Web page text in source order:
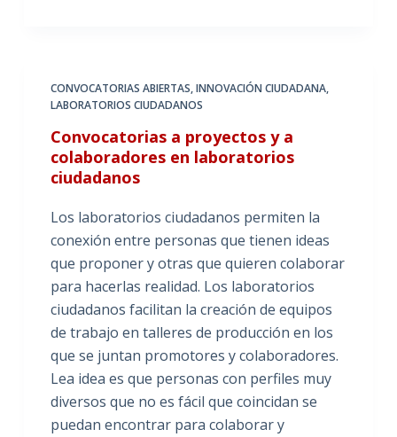
CONVOCATORIAS ABIERTAS,INNOVACIÓN CIUDADANA,
LABORATORIOS CIUDADANOS
Convocatorias a proyectos y a
colaboradores en laboratorios
ciudadanos
Los laboratorios ciudadanos permiten la
conexión entre personas que tienen ideas
que proponer y otras que quieren colaborar
para hacerlas realidad. Los laboratorios
ciudadanos facilitan la creación de equipos
de trabajo en talleres de producción en los
que se juntan promotores y colaboradores.
Lea idea es que personas con perfiles muy
diversos que no es fácil que coincidan se
puedan encontrar para colaborar y